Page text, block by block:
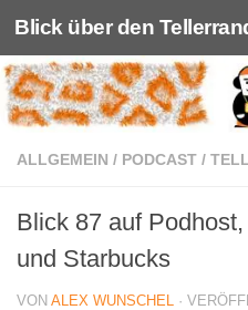
Unter dem Inhalt
Blick über den
ALLGEMEIN / PODCAST /
Blick 87 auf
und Starbucks
VON ALEX WUNSCHEL ·